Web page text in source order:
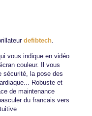
defibtech.
vous indique en vidéo
couleur. Il vous
sécurité, la pose des
Robuste et
de maintenance
du francais vers